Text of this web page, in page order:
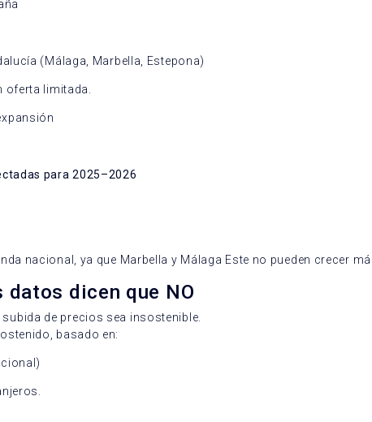
(Málaga, Marbella, Estepona)
oferta limitada.
para 2025–2026
nacional, ya que Marbella y Málaga Este no pueden crecer
datos dicen que NO
de precios sea insostenible.
basado en: